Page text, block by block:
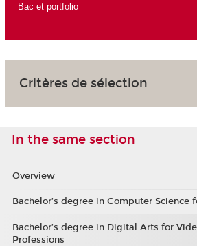
Bac et portfolio
Critères de sélection
In the same section
Overview
Bachelor’s degree in Computer Science
Bachelor’s degree in Digital Arts for
Professions